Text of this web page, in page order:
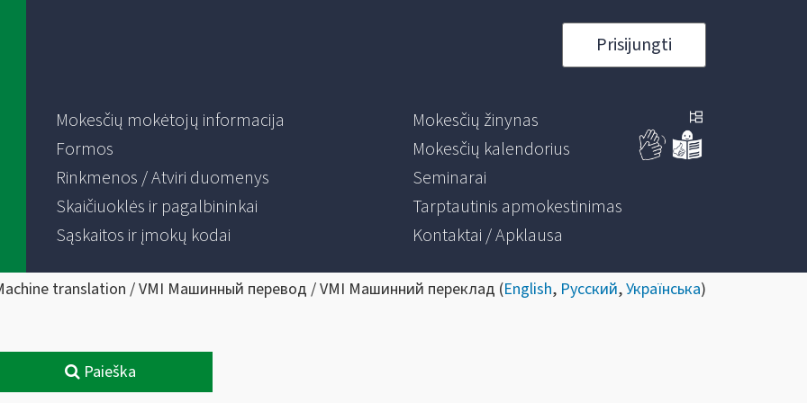
Prisijungti
Mokesčių mokėtojų informacija
Formos
Rinkmenos / Atviri duomenys
Skaičiuoklės ir pagalbininkai
Sąskaitos ir įmokų kodai
Mokesčių žinynas
Mokesčių kalendorius
Seminarai
Tarptautinis apmokestinimas
Kontaktai / Apklausa
translation / VMI Машинный перевод / VMI Машинний переклад (English, Русский,Українська)
Paieška